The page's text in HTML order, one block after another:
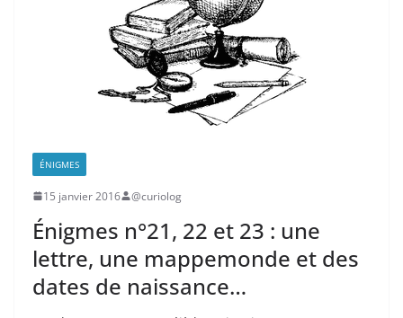
ÉNIGMES
15 janvier 2016 @curiolog
Énigmes n°21, 22 et 23 : une
lettre, une mappemonde et des
dates de naissance…